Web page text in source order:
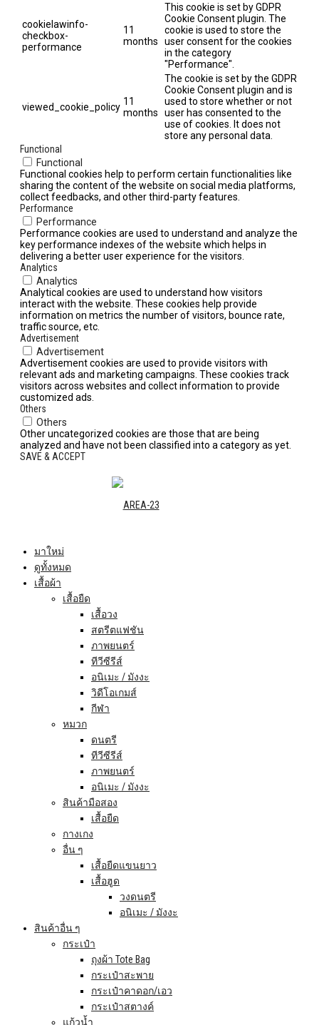
cookielawinfo-
checkbox-
performance
11
months
This cookie is set by GDPR
Cookie Consent plugin. The
cookie is used to store the
user consent for the cookies
in the category
"Performance".
viewed_cookie_policy 11
months
The cookie is set by the GDPR
Cookie Consent plugin and is
used to store whether or not
user has consented to the
use of cookies. It does not
store any personal data.
Functional
Functional
Functional cookies help to perform certain functionalities like
sharing the content of the website on social media platforms,
collect feedbacks, and other third-party features.
Performance
Performance
Performance cookies are used to understand and analyze the
key performance indexes of the website which helps in
delivering a better user experience for the visitors.
Analytics
Analytics
Analytical cookies are used to understand how visitors
interact with the website. These cookies help provide
information on metrics the number of visitors, bounce rate,
traffic source, etc.
Advertisement
Advertisement
Advertisement cookies are used to provide visitors with
relevant ads and marketing campaigns. These cookies track
visitors across websites and collect information to provide
customized ads.
Others
Others
Other uncategorized cookies are those that are being
analyzed and have not been classified into a category as yet.
SAVE & ACCEPT
มาใหม่
ดูทั้งหมด
เสื้อผ้า
เสื้อยืด
เสื้อวง
สตรีตแฟชัน
ภาพยนตร์
ทีวีซีรีส์
อนิเมะ / มังงะ
วิดีโอเกมส์
กีฬา
หมวก
ดนตรี
ทีวีซีรีส์
ภาพยนตร์
อนิเมะ / มังงะ
สินค้ามือสอง
เสื้อยืด
กางเกง
อื่น ๆ
เสื้อยืดแขนยาว
เสื้อฮูด
วงดนตรี
อนิเมะ / มังงะ
สินค้าอื่น ๆ
กระเป๋า
ถุงผ้า Tote Bag
กระเป๋าสะพาย
กระเป๋าคาดอก/เอว
กระเป๋าสตางค์
แก้วน้ำ